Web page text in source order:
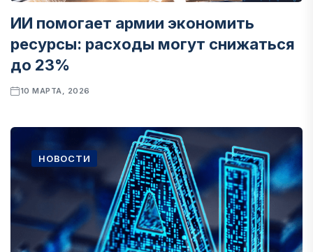
ИИ помогает армии экономить
ресурсы: расходы могут снижаться
до 23%
10 МАРТА, 2026
НОВОСТИ